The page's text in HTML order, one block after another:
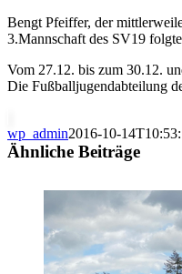
Bengt Pfeiffer, der
3.Mannschaft des SV19
Vom 27.12. bis zum 30.12.
Die Fußballjugendabteilung
wp_admin2016-10-
Ähnliche Beiträge